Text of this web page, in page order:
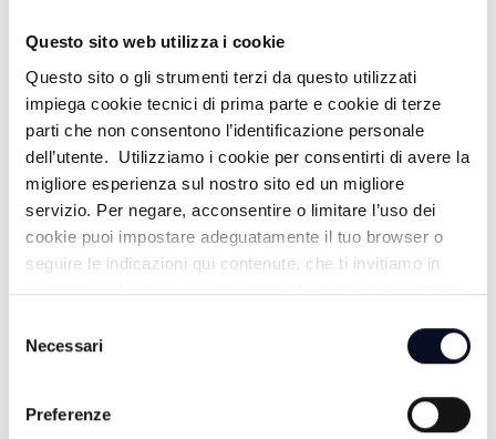
Questo sito web utilizza i cookie
Questo sito o gli strumenti terzi da questo utilizzati
impiega cookie tecnici di prima parte e cookie di terze
parti che non consentono l’identificazione personale
dell’utente. Utilizziamo i cookie per consentirti di avere la
migliore esperienza sul nostro sito ed un migliore
servizio. Per negare, acconsentire o limitare l’uso dei
cookie puoi impostare adeguatamente il tuo browser o
seguire le indicazioni qui contenute, che ti invitiamo in
ogni caso a leggere per maggiori informazioni in materia
delNecessari
Preferenze
ALTRE NOTIZIE TUTTE LE NOTIZIE